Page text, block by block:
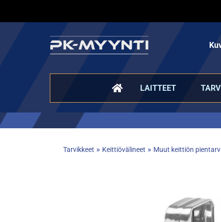
LAITTEET
Tarvikkeet » Keittiövälineet » Muut keittiön